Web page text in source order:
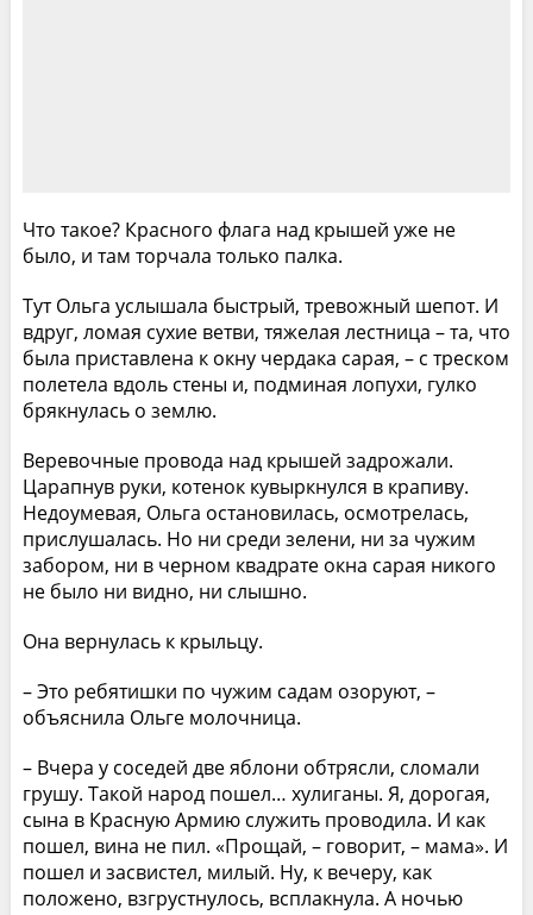
Что такое? Красного флага над крышей уже не
было, и там торчала только палка.
Тут Ольга услышала быстрый, тревожный шепот. И
вдруг, ломая сухие ветви, тяжелая лестница – та, что
была приставлена к окну чердака сарая, – с треском
полетела вдоль стены и, подминая лопухи, гулко
брякнулась о землю.
Веревочные провода над крышей задрожали.
Царапнув руки, котенок кувыркнулся в крапиву.
Недоумевая, Ольга остановилась, осмотрелась,
прислушалась. Но ни среди зелени, ни за чужим
забором, ни в черном квадрате окна сарая никого
не было ни видно, ни слышно.
Она вернулась к крыльцу.
– Это ребятишки по чужим садам озоруют, –
объяснила Ольге молочница.
– Вчера у соседей две яблони обтрясли, сломали
грушу. Такой народ пошел… хулиганы. Я, дорогая,
сына в Красную Армию служить проводила. И как
пошел, вина не пил. «Прощай, – говорит, – мама». И
пошел и засвистел, милый. Ну, к вечеру, как
положено, взгрустнулось, всплакнула. А ночью